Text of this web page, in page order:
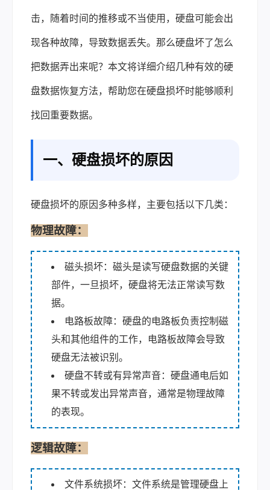
击，随着时间的推移或不当使用，硬盘可能会出
现各种故障，导致数据丢失。那么硬盘坏了怎么
把数据弄出来呢？本文将详细介绍几种有效的硬
盘数据恢复方法，帮助您在硬盘损坏时能够顺利
找回重要数据。
一、硬盘损坏的原因
硬盘损坏的原因多种多样，主要包括以下几类：
物理故障：
磁头损坏：磁头是读写硬盘数据的关键
部件，一旦损坏，硬盘将无法正常读写数
据。
电路板故障：硬盘的电路板负责控制磁
头和其他组件的工作，电路板故障会导致
硬盘无法被识别。
硬盘不转或有异常声音：硬盘通电后如
果不转或发出异常声音，通常是物理故障
的表现。
逻辑故障：
文件系统损坏：文件系统是管理硬盘上